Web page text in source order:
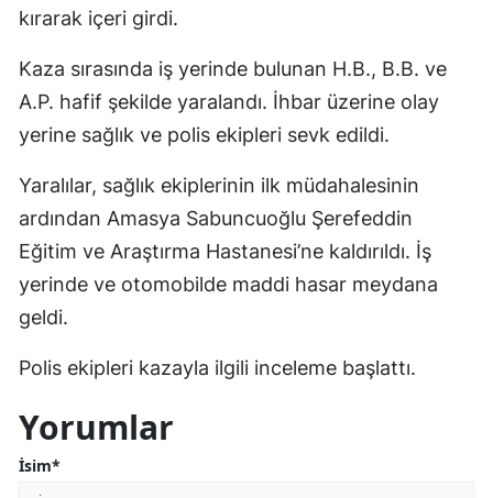
Giresun
Gümüşhane
Isparta
Mersin
İzmir
kırarak içeri girdi.
Kaza sırasında iş yerinde bulunan H.B., B.B. ve
A.P. hafif şekilde yaralandı. İhbar üzerine olay
yerine sağlık ve polis ekipleri sevk edildi.
Yaralılar, sağlık ekiplerinin ilk müdahalesinin
ardından Amasya Sabuncuoğlu Şerefeddin
Eğitim ve Araştırma Hastanesi’ne kaldırıldı. İş
yerinde ve otomobilde maddi hasar meydana
geldi.
Polis ekipleri kazayla ilgili inceleme başlattı.
Yorumlar
İsim*